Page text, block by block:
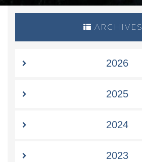
ARCHIVES
2026
2025
2024
2023